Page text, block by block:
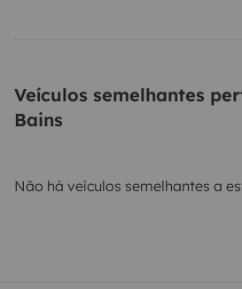
Veículos semelhantes
Bains
Não há veículos semelhantes a